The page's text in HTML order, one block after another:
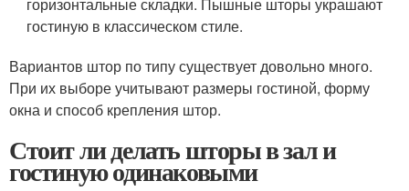
гостиную в классическом стиле.
Вариантов штор по типу существует довольно много.
При их выборе учитывают размеры гостиной, форму
окна и способ крепления штор.
Стоит ли делать шторы в зал и
гостиную одинаковыми